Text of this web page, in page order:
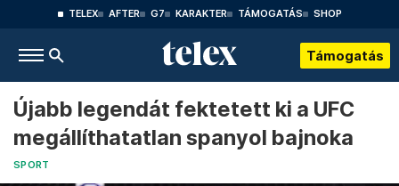
TELEX AFTER G7 KARAKTER TÁMOGATÁS SHOP
Támogatás
Újabb legendát fektetett ki a UFC
megállíthatatlan spanyol bajnoka
SPORT